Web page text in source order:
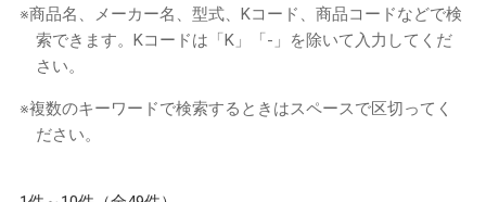
※商品名、メーカー名、型式、Kコード、商品コードなどで検
索できます。Kコードは「K」「-」を除いて入力してくだ
さい。
※複数のキーワードで検索するときはスペースで区切ってく
ださい。